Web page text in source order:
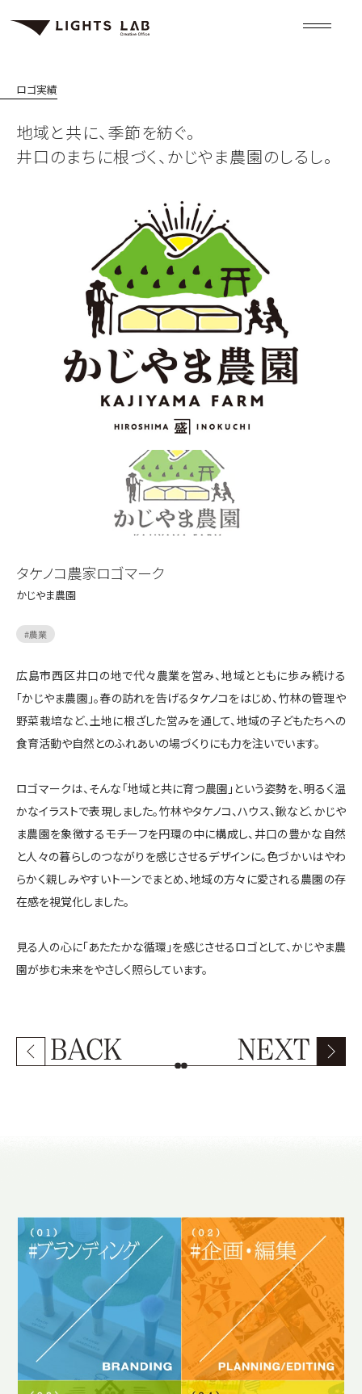
ロゴ実績
地域と共に、季節を紡ぐ。
井口のまちに根づく、かじやま農園のしるし。
タケノコ農家ロゴマーク
かじやま農園
#農業
広島市西区井口の地で代々農業を営み、地域とともに歩み続ける
「かじやま農園」。春の訪れを告げるタケノコをはじめ、竹林の管理や
野菜栽培など、土地に根ざした営みを通して、地域の子どもたちへの
食育活動や自然とのふれあいの場づくりにも力を注いでいます。
ロゴマークは、そんな「地域と共に育つ農園」という姿勢を、明るく温
かなイラストで表現しました。竹林やタケノコ、ハウス、鍬など、かじや
ま農園を象徴するモチーフを円環の中に構成し、井口の豊かな自然
と人々の暮らしのつながりを感じさせるデザインに。色づかいはやわ
らかく親しみやすいトーンでまとめ、地域の方々に愛される農園の存
在感を視覚化しました。
見る人の心に「あたたかな循環」を感じさせるロゴとして、かじやま農
園が歩む未来をやさしく照らしています。